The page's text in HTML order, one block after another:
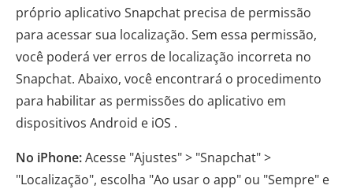
próprio aplicativo Snapchat precisa de permissão
para acessar sua localização. Sem essa permissão,
você poderá ver erros de localização incorreta no
Snapchat. Abaixo, você encontrará o procedimento
para habilitar as permissões do aplicativo em
dispositivos Android e iOS .
No iPhone:Acesse "Ajustes" > "Snapchat" >
"Localização", escolha "Ao usar o app" ou "Sempre" e